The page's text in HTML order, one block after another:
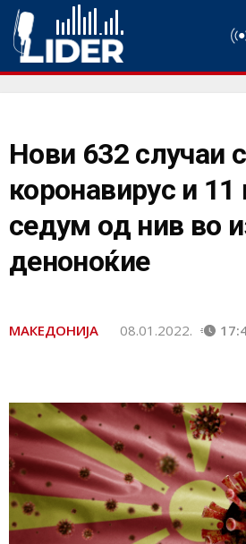
Нови 632 случаи
коронавирус и 11
седум од нив во
деноноќие
МАКЕДОНИЈА 08.01.2022.